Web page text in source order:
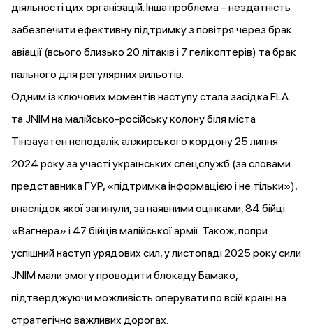
діяльності цих організацій. Інша проблема –нездатність
забезпечити ефективну підтримку з повітря через брак
авіації (всього близько 20 літаків і 7 гелікоптерів) та брак
пального для регулярних вильотів.
Одним із ключових моментів наступустала засідка FLA
та JNIM на малійсько-російську колону біля міста
Тінзауатен неподалік алжирського кордону 25 липня
2024 року заучастіукраїнських спецслужб (за словами
представника ГУР, «підтримка інформацією і не тільки»),
внаслідок якої загинули, за наявними оцінками, 84 бійці
«Вагнера» і 47 бійців малійської армії. Також, попри
успішний наступ урядових сил, у листопаді 2025 року сили
JNIM мали змогупроводитиблокаду Бамако,
підтверджуючи можливість оперувати по всій країні на
стратегічно важливих дорогах.